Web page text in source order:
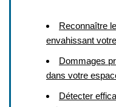
Reconnaître
envahissant
Dommages
dans votre
Détecter